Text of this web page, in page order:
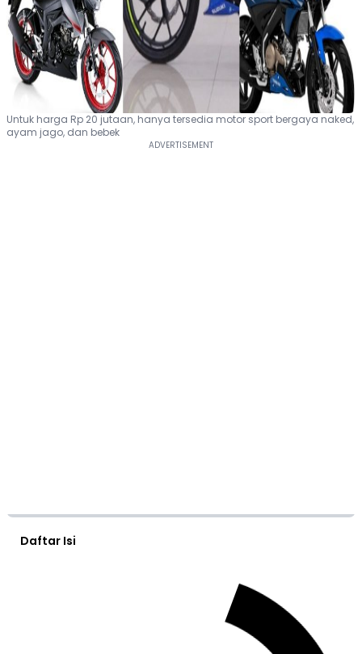
Untuk harga Rp 20 jutaan, hanya tersedia motor sport bergaya naked,
ayam jago, dan bebek
Daftar Isi